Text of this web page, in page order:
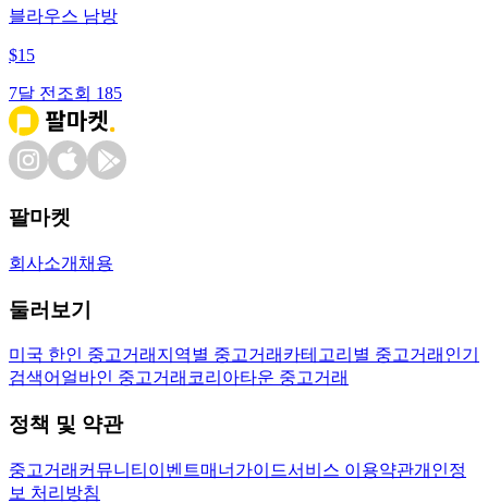
블라우스 남방
$15
7달 전 조회 185
팔마켓
회사소개 채용
둘러보기
미국 한인 중고거래 지역별 중고거래 카테고리별 중고거래 인기
검색어 얼바인 중고거래 코리아타운 중고거래
정책 및 약관
중고거래 커뮤니티 이벤트매너가이드서비스 이용약관개인정
보 처리방침